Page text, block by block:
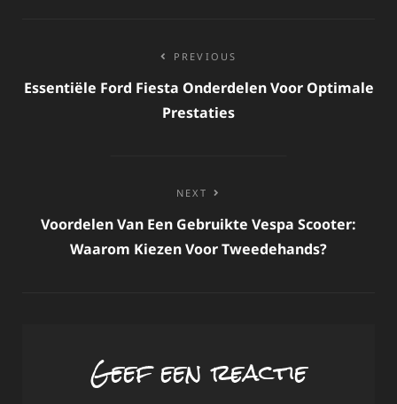
navigatie
PREVIOUS
Essentiële Ford Fiesta Onderdelen Voor Optimale
Prestaties
NEXT
Voordelen Van Een Gebruikte Vespa Scooter:
Waarom Kiezen Voor Tweedehands?
Geef een reactie